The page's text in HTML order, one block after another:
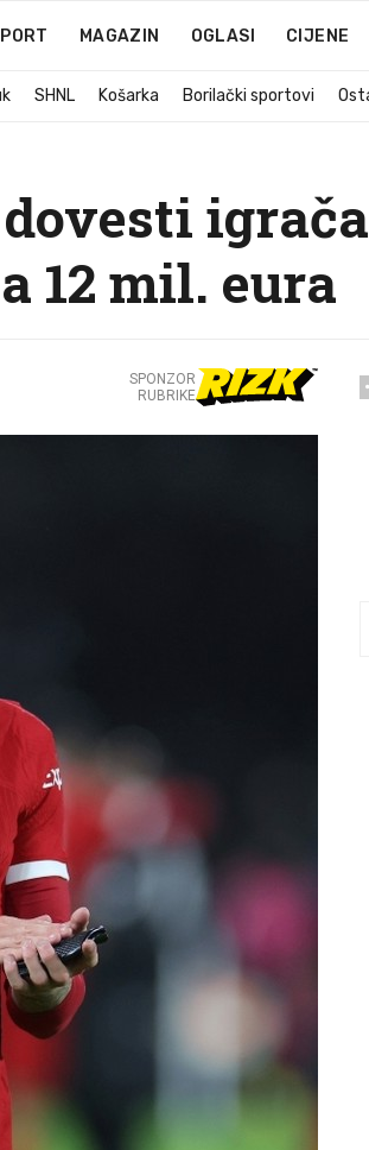
MAGAZIN OGLASI CIJENE
SHNL Košarka Borilački sportovi
12 mil. eura
SPONZOR
RUBRIKE